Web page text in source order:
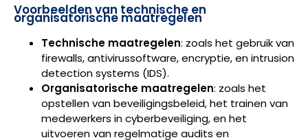
Voorbeelden van technische en
organisatorische maatregelen
Technische maatregelen: zoals het gebruik van
firewalls, antivirussoftware, encryptie, en intrusion
detection systems (IDS).
Organisatorische maatregelen: zoals het
opstellen van beveiligingsbeleid, het trainen van
medewerkers in cyberbeveiliging, en het
uitvoeren van regelmatige audits en